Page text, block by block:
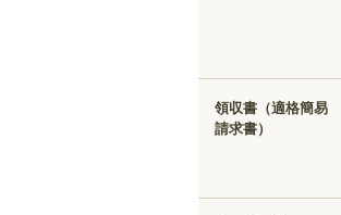
領収書（適格簡易
請求書）